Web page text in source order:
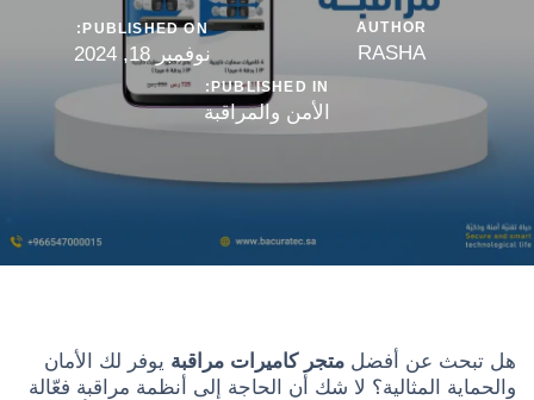
AUTHOR
RASHA
PUBLISHED ON:
نوفمبر 18, 2024
PUBLISHED IN:
الأمن والمراقبة
هل تبحث عن أفضل متجر كاميرات مراقبة يوفر لك الأمان
والحماية المثالية؟ لا شك أن الحاجة إلى أنظمة مراقبة فعّالة